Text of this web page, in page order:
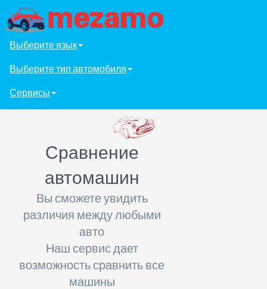
Выберите язык
Выберите тип автомобиля
Сервисы
Сравнение
автомашин
Вы сможете увидить
различия между любыми
авто
Наш сервис дает
возможность сравнить все
машины